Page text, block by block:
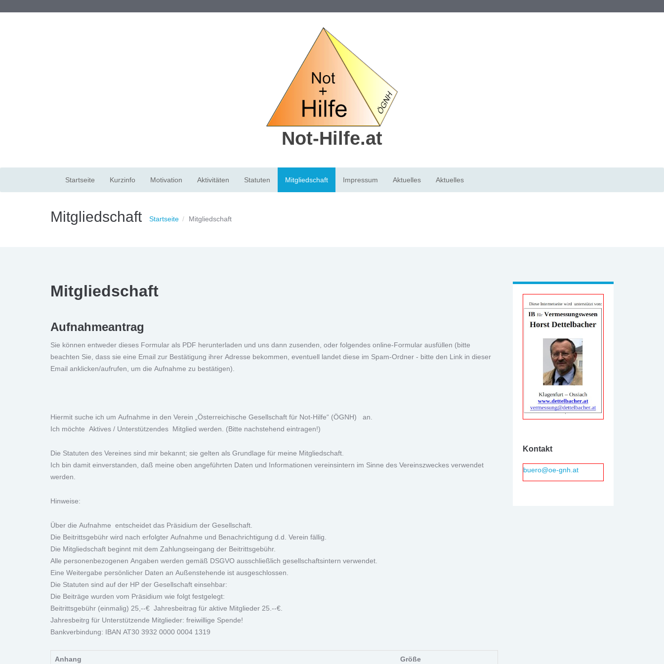
Not-Hilfe.at
Startseite Kurzinfo Motivation Aktivitäten Statuten Mitgliedschaft Impressum Aktuelles Aktuelles
Mitgliedschaft Startseite Mitgliedschaft
Mitgliedschaft
Aufnahmeantrag
Sie können entweder dieses Formular als PDF herunterladen und uns dann zusenden, oder folgendes online-Formular ausfüllen (bitte
beachten Sie, dass sie eine Email zur Bestätigung ihrer Adresse bekommen, eventuell landet diese im Spam-Ordner - bitte den Link in dieser
Email anklicken/aufrufen, um die Aufnahme zu bestätigen).
Hiermit suche ich um Aufnahme in den Verein „Österreichische Gesellschaft für Not-Hilfe“ (ÖGNH) an.
Ich möchte Aktives / Unterstützendes Mitglied werden. (Bitte nachstehend eintragen!)
Die Statuten des Vereines sind mir bekannt; sie gelten als Grundlage für meine Mitgliedschaft.
Ich bin damit einverstanden, daß meine oben angeführten Daten und Informationen vereinsintern im Sinne des Vereinszweckes verwendet
werden.
Hinweise:
Über die Aufnahme entscheidet das Präsidium der Gesellschaft.
Die Beitrittsgebühr wird nach erfolgter Aufnahme und Benachrichtigung d.d. Verein fällig.
Die Mitgliedschaft beginnt mit dem Zahlungseingang der Beitrittsgebühr.
Alle personenbezogenen Angaben werden gemäß DSGVO ausschließlich gesellschaftsintern verwendet.
Eine Weitergabe persönlicher Daten an Außenstehende ist ausgeschlossen.
Die Statuten sind auf der HP der Gesellschaft einsehbar:
Die Beiträge wurden vom Präsidium wie folgt festgelegt:
Beitrittsgebühr (einmalig) 25,--€ Jahresbeitrag für aktive Mitglieder 25.--€.
Jahresbeitrg für Unterstützende Mitglieder: freiwillige Spende!
Bankverbindung: IBAN AT30 3932 0000 0004 1319
Anhang Größe
werbung-ib-h-dett.jpg
Kontakt
buero@oe-gnh.at